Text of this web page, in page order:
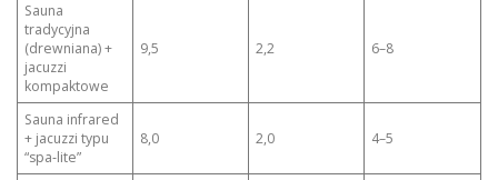
Sauna
tradycyjna
(drewniana) +
jacuzzi
kompaktowe
9,5 2,2 6–8
Sauna infrared
+ jacuzzi typu
“spa‑lite”
8,0 2,0 4–5